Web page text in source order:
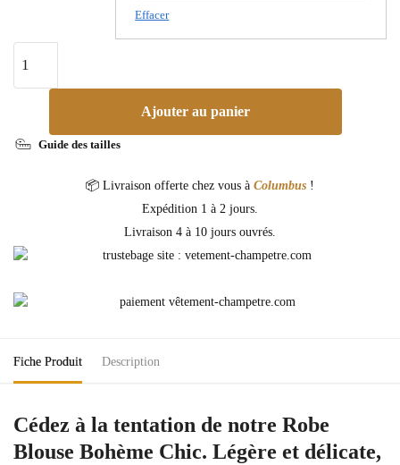
Effacer
Ajouter au panier
Guide des tailles
📦 Livraison offerte chez vous à Columbus !
Expédition 1 à 2 jours.
Livraison 4 à 10 jours ouvrés.
Fiche Produit Description
Cédez à la tentation de notre Robe
Blouse Bohème Chic. Légère et délicate,